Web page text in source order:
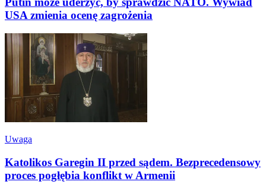
USA zmienia ocenę zagrożenia
Uwaga
Katolikos Garegin II przed sądem. Bezprecedensowy
proces pogłębia konflikt w Armenii